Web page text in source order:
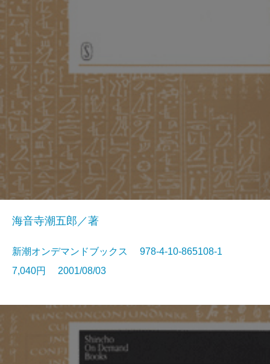
海音寺潮五郎／著
新潮オンデマンドブックス 978-4-10-865108-1
7,040円 2001/08/03